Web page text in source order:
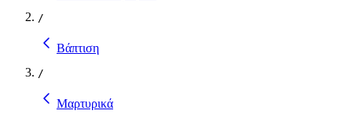
/
Βάπτιση
/
Μαρτυρικά